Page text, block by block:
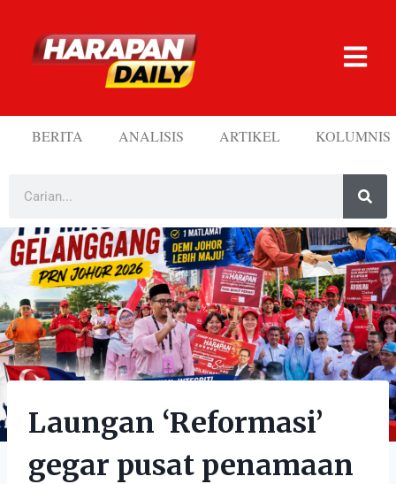
BERITA ANALISIS ARTIKEL KOLUMNIS
Laungan ‘Reformasi’
gegar pusat penamaan